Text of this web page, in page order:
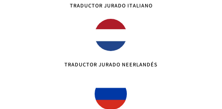
TRADUCTOR JURADO ITALIANO
TRADUCTOR JURADO NEERLANDÉS